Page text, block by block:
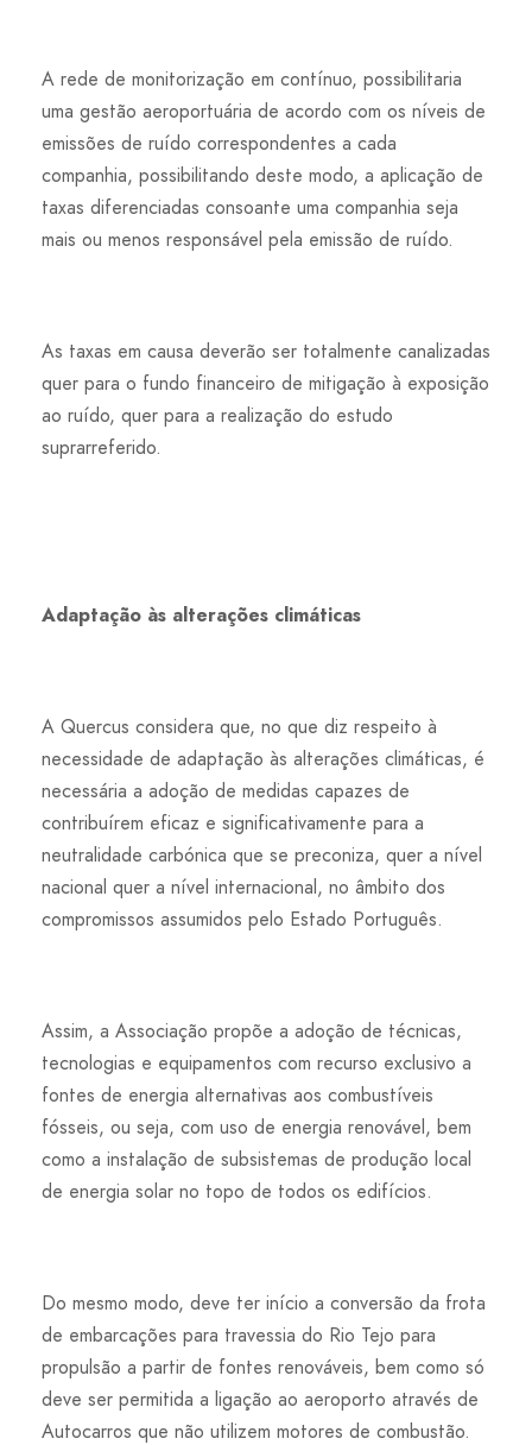
A rede de monitorização em contínuo, possibilitaria
uma gestão aeroportuária de acordo com os níveis de
emissões de ruído correspondentes a cada
companhia, possibilitando deste modo, a aplicação de
taxas diferenciadas consoante uma companhia seja
mais ou menos responsável pela emissão de ruído.
As taxas em causa deverão ser totalmente canalizadas
quer para o fundo financeiro de mitigação à exposição
ao ruído, quer para a realização do estudo
suprarreferido.
Adaptação às alterações climáticas
A Quercus considera que, no que diz respeito à
necessidade de adaptação às alterações climáticas, é
necessária a adoção de medidas capazes de
contribuírem eficaz e significativamente para a
neutralidade carbónica que se preconiza, quer a nível
nacional quer a nível internacional, no âmbito dos
compromissos assumidos pelo Estado Português.
Assim, a Associação propõe a adoção de técnicas,
tecnologias e equipamentos com recurso exclusivo a
fontes de energia alternativas aos combustíveis
fósseis, ou seja, com uso de energia renovável, bem
como a instalação de subsistemas de produção local
de energia solar no topo de todos os edifícios.
Do mesmo modo, deve ter início a conversão da frota
de embarcações para travessia do Rio Tejo para
propulsão a partir de fontes renováveis, bem como só
deve ser permitida a ligação ao aeroporto através de
Autocarros que não utilizem motores de combustão.